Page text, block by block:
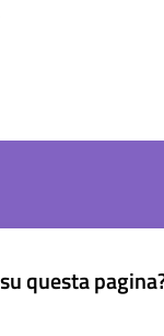
questa